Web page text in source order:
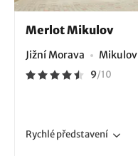
Merlot Mikulov
Jižní Morava Mikulov
9/10
Rychlépředstavení